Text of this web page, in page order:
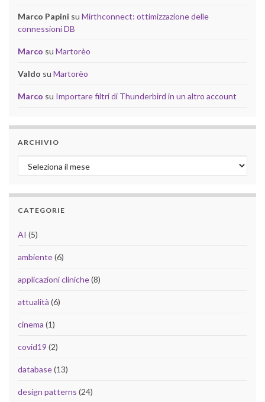
Marco Papini su Mirthconnect: ottimizzazione delle
connessioni DB
Marco su Martorèo
Valdo su Martorèo
Marco su Importare filtri di Thunderbird in un altro account
ARCHIVIO
Archivio
CATEGORIE
AI (5)
ambiente(6)
applicazioni cliniche(8)
attualità (6)
cinema (1)
covid19 (2)
database(13)
design patterns (24)